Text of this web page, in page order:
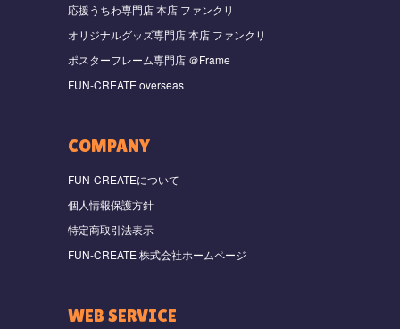
応援うちわ専門店 本店 ファンクリ
オリジナルグッズ専門店 本店 ファンクリ
ポスターフレーム専門店 ＠Frame
FUN-CREATE overseas
COMPANY
FUN-CREATEについて
個人情報保護方針
特定商取引法表示
FUN-CREATE 株式会社ホームページ
WEB SERVICE